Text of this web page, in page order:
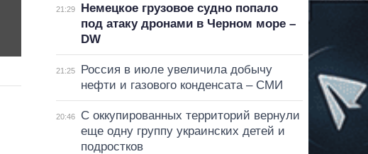
21:29
Немецкое грузовое судно попало
под атаку дронами в Черном море –
DW
21:25
Россия в июле увеличила добычу
нефти и газового конденсата – СМИ
20:46
С оккупированных территорий вернули
еще одну группу украинских детей и
подростков